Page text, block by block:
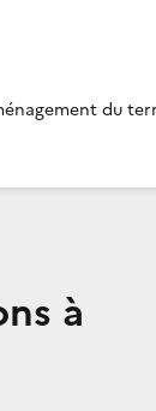
du
à